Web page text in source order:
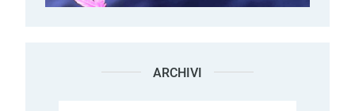
ARCHIVI Archivi